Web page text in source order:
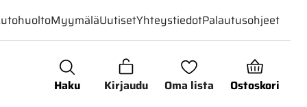
Haku Kirjaudu Oma lista Ostoskori
MyymäläUutisetYhteystiedotPalautusohjeet